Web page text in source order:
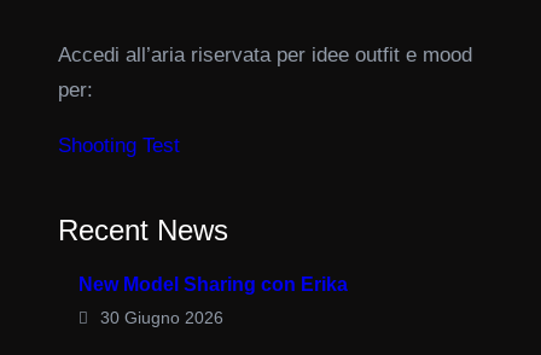
Accedi all’aria riservata per idee outfit e mood
per:
Shooting Test
Recent News
New Model Sharing con Erika
30 Giugno 2026